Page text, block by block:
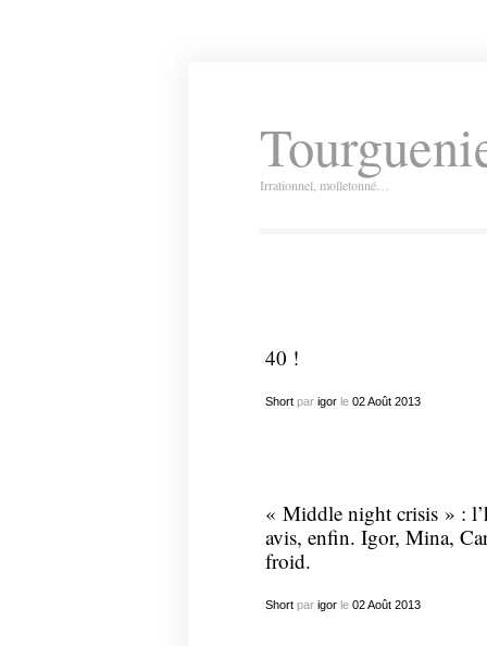
Irrationnel, molletonné…
40 !
Shortpar igorle 02 Août 2013
« Middle night crisis » :
avis, enfin. Igor, Mina,
froid.
Shortpar igorle 02 Août 2013